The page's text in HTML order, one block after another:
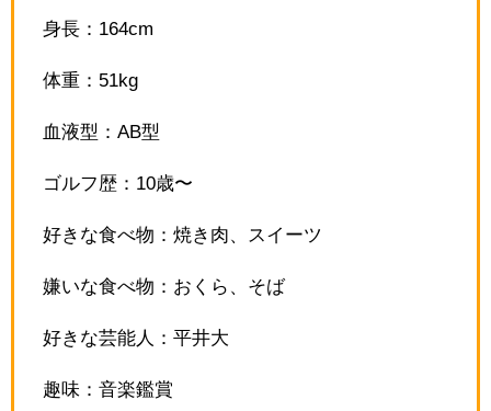
身長：164cm
体重：51kg
血液型：AB型
ゴルフ歴：10歳〜
好きな食べ物：焼き肉、スイーツ
嫌いな食べ物：おくら、そば
好きな芸能人：平井大
趣味：音楽鑑賞